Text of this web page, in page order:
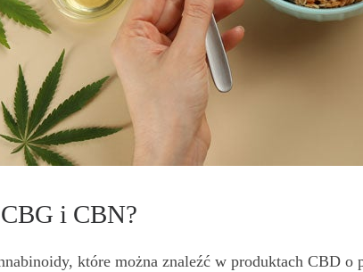
CBG i CBN?
które można znaleźć w produktach CBD